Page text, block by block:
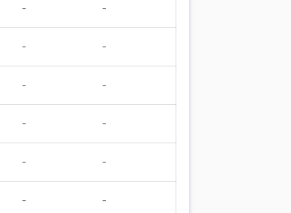
- -
- -
- -
- -
- -
- -